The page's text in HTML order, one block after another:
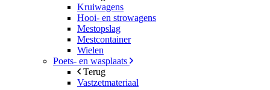
Kruiwagens
Hooi- en strowagens
Mestopslag
Mestcontainer
Wielen
Poets- en wasplaats
Terug
Vastzetmateriaal